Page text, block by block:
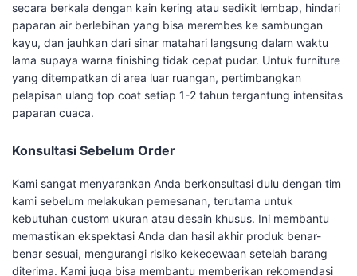
secara berkala dengan kain kering atau sedikit lembap, hindari
paparan air berlebihan yang bisa merembes ke sambungan
kayu, dan jauhkan dari sinar matahari langsung dalam waktu
lama supaya warna finishing tidak cepat pudar. Untuk furniture
yang ditempatkan di area luar ruangan, pertimbangkan
pelapisan ulang top coat setiap 1-2 tahun tergantung intensitas
paparan cuaca.
Konsultasi Sebelum Order
Kami sangat menyarankan Anda berkonsultasi dulu dengan tim
kami sebelum melakukan pemesanan, terutama untuk
kebutuhan custom ukuran atau desain khusus. Ini membantu
memastikan ekspektasi Anda dan hasil akhir produk benar-
benar sesuai, mengurangi risiko kekecewaan setelah barang
diterima. Kami juga bisa membantu memberikan rekomendasi